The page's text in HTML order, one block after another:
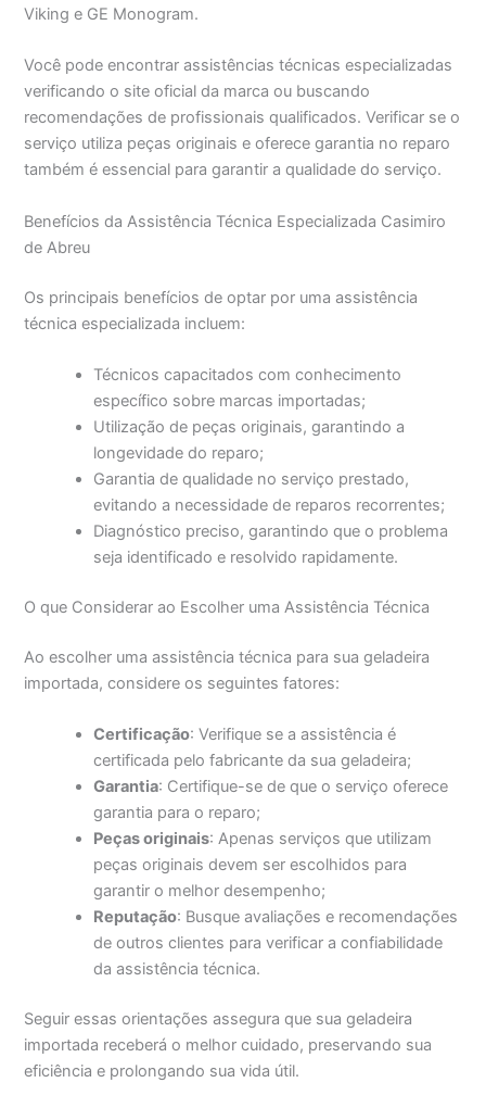
Viking e GE Monogram.
Você pode encontrar assistências técnicas especializadas
verificando o site oficial da marca ou buscando
recomendações de profissionais qualificados. Verificar se o
serviço utiliza peças originais e oferece garantia no reparo
também é essencial para garantir a qualidade do serviço.
Benefícios da Assistência Técnica Especializada Casimiro
de Abreu
Os principais benefícios de optar por uma assistência
técnica especializada incluem:
Técnicos capacitados com conhecimento
específico sobre marcas importadas;
Utilização de peças originais, garantindo a
longevidade do reparo;
Garantia de qualidade no serviço prestado,
evitando a necessidade de reparos recorrentes;
Diagnóstico preciso, garantindo que o problema
seja identificado e resolvido rapidamente.
O que Considerar ao Escolher uma Assistência Técnica
Ao escolher uma assistência técnica para sua geladeira
importada, considere os seguintes fatores:
Certificação: Verifique se a assistência é
certificada pelo fabricante da sua geladeira;
Garantia: Certifique-se de que o serviço oferece
garantia para o reparo;
Peças originais: Apenas serviços que utilizam
peças originais devem ser escolhidos para
garantir o melhor desempenho;
Reputação: Busque avaliações e recomendações
de outros clientes para verificar a confiabilidade
da assistência técnica.
Seguir essas orientações assegura que sua geladeira
importada receberá o melhor cuidado, preservando sua
eficiência e prolongando sua vida útil.